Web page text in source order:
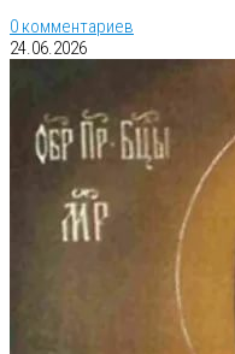
0 комментариев
24.06.2026